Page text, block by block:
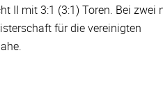
II mit 3:1 (3:1) Toren. Bei zwei
für die vereinigten